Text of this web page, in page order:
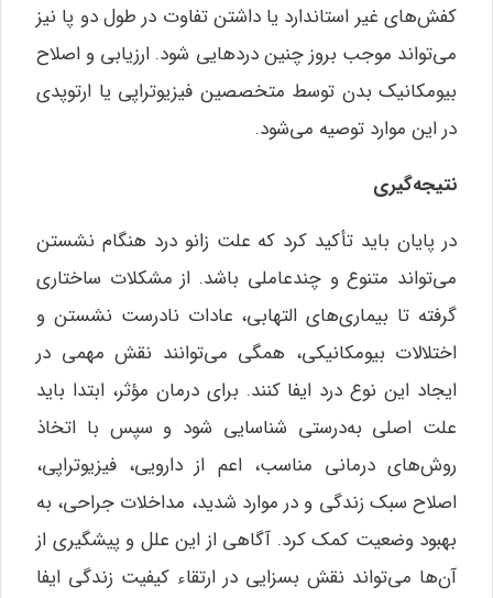
کفش‌های غیر استاندارد یا داشتن تفاوت در طول دو پا نیز
می‌تواند موجب بروز چنین دردهایی شود. ارزیابی و اصلاح
بیومکانیک بدن توسط متخصصین فیزیوتراپی یا ارتوپدی
در این موارد توصیه می‌شود.
نتیجه‌گیری
در پایان باید تأکید کرد که علت زانو درد هنگام نشستن
می‌تواند متنوع و چندعاملی باشد. از مشکلات ساختاری
گرفته تا بیماری‌های التهابی، عادات نادرست نشستن و
اختلالات بیومکانیکی، همگی می‌توانند نقش مهمی در
ایجاد این نوع درد ایفا کنند. برای درمان مؤثر، ابتدا باید
علت اصلی به‌درستی شناسایی شود و سپس با اتخاذ
روش‌های درمانی مناسب، اعم از دارویی، فیزیوتراپی،
اصلاح سبک زندگی و در موارد شدید، مداخلات جراحی، به
بهبود وضعیت کمک کرد. آگاهی از این علل و پیشگیری از
آن‌ها می‌تواند نقش بسزایی در ارتقاء کیفیت زندگی ایفا